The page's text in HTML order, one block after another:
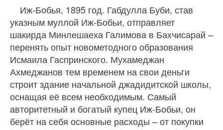
Иж-Бобья, 1895 год. Габдулла Буби, став
указным муллой Иж-Бобьи, отправляет
шакирда Минлешаеха Галимова в Бахчисарай –
перенять опыт новометодного образования
Исмаила Гаспринского. Мухамеджан
Ахмеджанов тем временем на свои деньги
строит здание начальной джадидитской школы,
оснащая её всем необходимым. Самый
авторитетный и богатый купец Иж-Бобьи, он
берёт на себя основные расходы – от покупки